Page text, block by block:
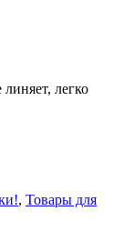
легко
, Товары для